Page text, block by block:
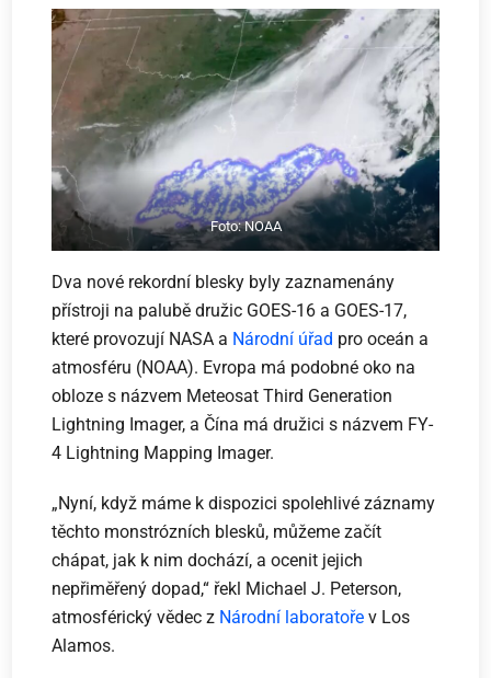
Foto: NOAA
Dva nové rekordní blesky byly zaznamenány
přístroji na palubě družic GOES-16 a GOES-17,
které provozují NASA a Národní úřad pro oceán a
atmosféru (NOAA). Evropa má podobné oko na
obloze s názvem Meteosat Third Generation
Lightning Imager, a Čína má družici s názvem FY-
4 Lightning Mapping Imager.
„Nyní, když máme k dispozici spolehlivé záznamy
těchto monstrózních blesků, můžeme začít
chápat, jak k nim dochází, a ocenit jejich
nepřiměřený dopad,“ řekl Michael J. Peterson,
atmosférický vědec z Národní laboratoře v Los
Alamos.